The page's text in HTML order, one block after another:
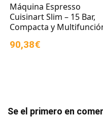
Máquina Espresso
Cuisinart Slim – 15 Bar,
Compacta y
90,38€
Se el primero en